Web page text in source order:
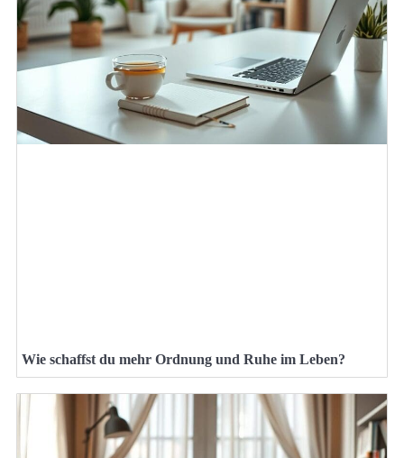
Wie schaffst du mehr Ordnung und Ruhe im Leben?